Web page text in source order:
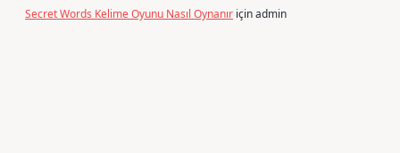
Secret Words Kelime Oyunu Nasıl Oynanır içinadmin